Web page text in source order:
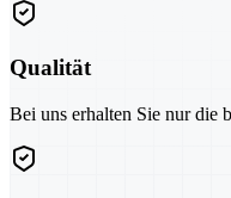
Qualität
Bei uns erhalten Sie nur die